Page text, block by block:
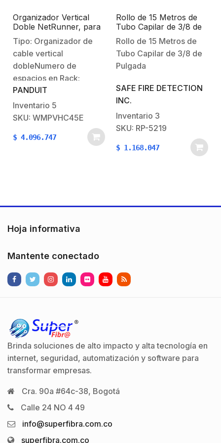
Organizador Vertical
Doble NetRunner, para
Rack Abierto de 45
Unidades, 6.7in de
Ancho, Color Negro
Tipo: Organizador de
cable vertical
dobleNumero de
espacios en Rack:
45Color:
NegroDimensiones(mm):
170 x 2108 x
Profundidad)Cumple
PANDUIT
Inventario 5
SKU: WMPVHC45E
$ 4.096.747
Rollo de 15 Metros de
Tubo Capilar de 3/8 de
Pulgada
Rollo de 15 Metros de
Tubo Capilar de 3/8 de
Pulgada
SAFE FIRE DETECTION
INC.
Inventario 3
SKU: RP-5219
$ 1.168.047
Hoja informativa
Mantente conectado
Brinda soluciones de alto impacto y alta tecnología en
internet, seguridad, automatización y software para
transformar empresas.
Cra. 90a #64c-38, Bogotá
Calle 24 NO 4 49
info@superfibra.com.co
superfibra.com.co